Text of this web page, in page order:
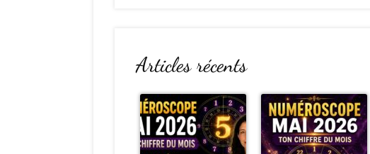
Articles récents